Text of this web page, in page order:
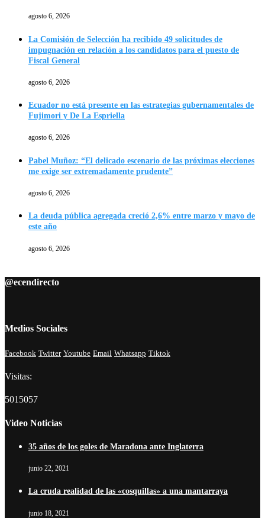
agosto 6, 2026
La Comisión de Selección ha recibido 49 solicitudes de
impugnación en relación a los candidatos para el puesto de
Fiscal General
agosto 6, 2026
Ecuador no está presente en las estrategias gubernamentales de
Fujimori y De La Espriella
agosto 6, 2026
Pabel Muñoz: “El delicado escenario de las próximas elecciones
me exige ser extremadamente prudente”
agosto 6, 2026
La deuda pública agregada creció 2,6% entre marzo y mayo de
este año
agosto 6, 2026
@ecendirecto
Medios Sociales
Facebook Twitter Youtube Email Whatsapp Tiktok
Visitas:
5015057
Video Noticias
35 años de los goles de Maradona ante Inglaterra
junio 22, 2021
La cruda realidad de las «cosquillas» a una mantarraya
junio 18, 2021